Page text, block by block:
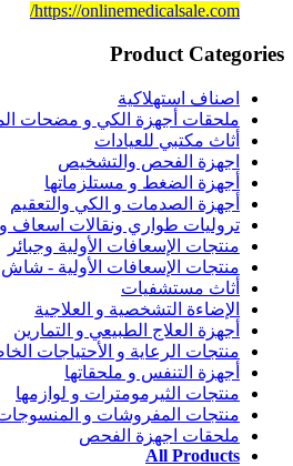
https://onlinemedicalsale.com/
Product Categories
اصناف استهلاكية
ملحقات أجهزة الكي و مضحات
أثاث مكتبي للعيادات
اجهزة الفحص والتشخيص
أجهزة الضغط و مستلزماتها
أجهزة الصدمات و الكي والتعقيم
تروليات طواري ونقالات اسعاف
منتجات الإسعافات الأولية وجبائر
منتجات الإسعافات الأولية -
أثاث مستشفيات
الإضاءة التشخصية و العلاجية
أجهزة العلاج الطبيعي و التمارين
منتجات الرعاية و الأحتياجات
أجهزة التنفس و ملحقاتها
منتجات الثيرمومترات و لوازمها
منتجات المفروشات و
ملحقات اجهزة الفحص
All Products